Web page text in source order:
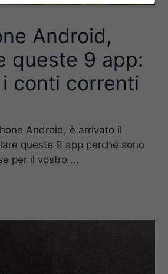
Android,
queste 9 app:
conti correnti
Android, è arrivato il
queste 9 app perché sono
per il vostro ...